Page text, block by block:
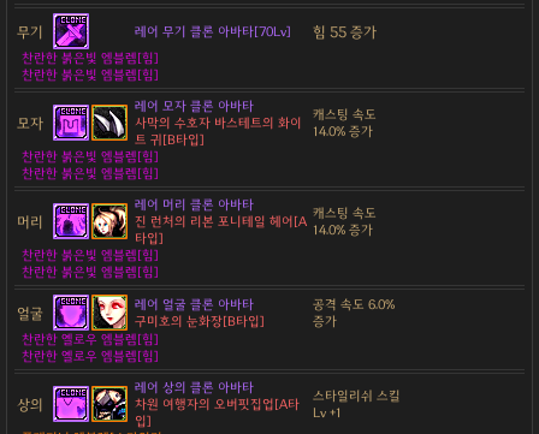
무기 레어 무기 클론 아바타[70Lv] 힘 55 증가
찬란한 붉은빛 엠블렘[힘]
찬란한 붉은빛 엠블렘[힘]
모자
레어 모자 클론 아바타
사막의 수호자 바스테트의 화이
트 귀[B타입]
캐스팅 속도
14.0% 증가
찬란한 붉은빛 엠블렘[힘]
찬란한 붉은빛 엠블렘[힘]
머리
레어 머리 클론 아바타
진 런처의 리본 포니테일 헤어[A
타입]
캐스팅 속도
14.0% 증가
찬란한 붉은빛 엠블렘[힘]
찬란한 붉은빛 엠블렘[힘]
얼굴
레어 얼굴 클론 아바타
구미호의 눈화장[B타입]
공격 속도 6.0%
증가
찬란한 옐로우 엠블렘[힘]
찬란한 옐로우 엠블렘[힘]
상의
레어 상의 클론 아바타
차원 여행자의 오버핏집업[A타
입]
스타일리쉬 스킬
Lv +1